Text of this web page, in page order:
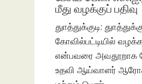
மீது வழக்குப் பதிவு
துாத்துக்குடி:
கோவில்பட்டியில்
என்பவரை அவதூறாக
உதவி ஆய்வாளர்